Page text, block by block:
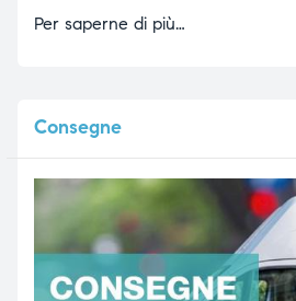
Per saperne di più…
Consegne